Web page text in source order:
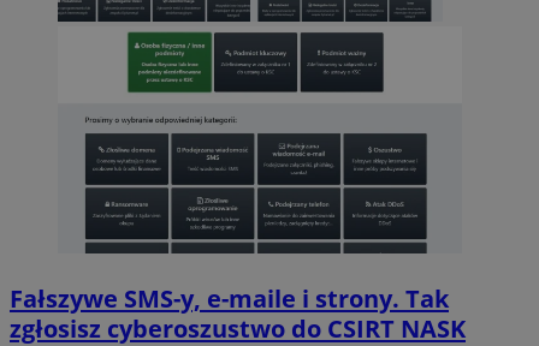
Fałszywe SMS-y, e-maile i strony. Tak
zgłosisz cyberoszustwo do CSIRT NASK